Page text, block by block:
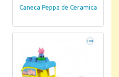
Caneca Peppa de Ceramica